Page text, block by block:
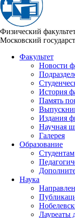
Физический
Московский
Факультет
Новости
История
Память
Издания
Научная
Галерея
Образование
Студентам
Наука
Лауреаты